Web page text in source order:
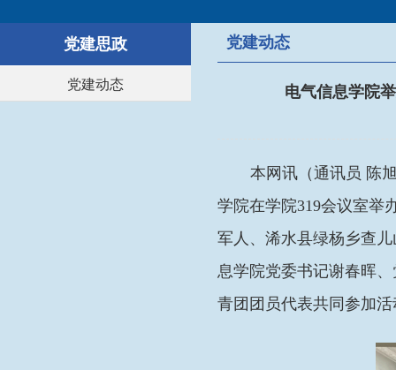
党建思政
党建动态
党建动态
电气信息学院
本网讯（通讯员 陈
学院在学院319会议室举
军人、浠水县绿杨乡查
息学院党委书记谢春晖
青团团员代表共同参加活